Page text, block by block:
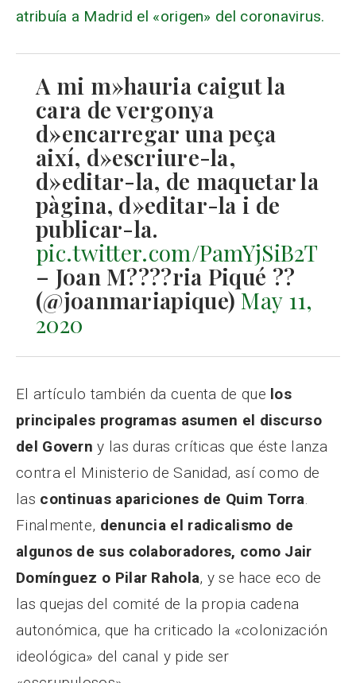
atribuía a Madrid el «origen» del coronavirus.
A mi m»hauria caigut la
cara de vergonya
d»encarregar una peça
així, d»escriure-la,
d»editar-la, de maquetar la
pàgina, d»editar-la i de
publicar-la.
pic.twitter.com/PamYjSiB2T
– Joan M????ria Piqué ??
(@joanmariapique)May 11,
2020
El artículo también da cuenta de que los
principales programas asumen el discurso
del Govern y las duras críticas que éste lanza
contra el Ministerio de Sanidad, así como de
las continuas apariciones de Quim Torra.
Finalmente, denuncia el radicalismo de
algunos de sus colaboradores, como Jair
Domínguez o Pilar Rahola, y se hace eco de
las quejas del comité de la propia cadena
autonómica, que ha criticado la «colonización
ideológica» del canal y pide ser